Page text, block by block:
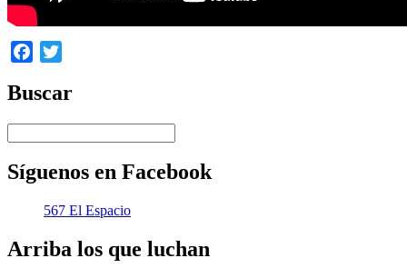
Facebook
Buscar
Síguenos en Facebook
567 El Espacio
Arriba los que luchan